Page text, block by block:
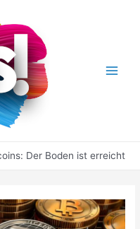
Der Boden ist erreicht